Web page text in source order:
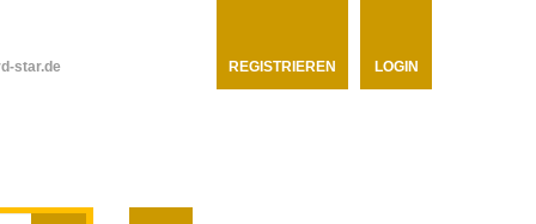
star.de REGISTRIEREN LOGIN